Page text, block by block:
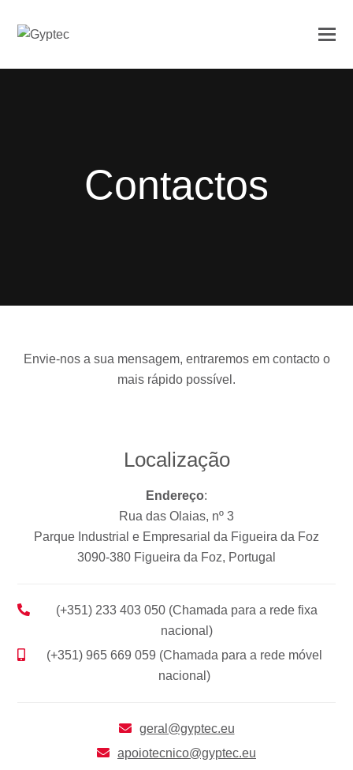
Contactos
Envie-nos a sua mensagem, entraremos em contacto o
mais rápido possível.
Localização
Endereço:
Rua das Olaias, nº 3
Parque Industrial e Empresarial da Figueira da Foz
3090-380 Figueira da Foz, Portugal
(+351) 233 403 050 (Chamada para a rede fixa
nacional)
(+351) 965 669 059 (Chamada para a rede móvel
nacional)
geral@gyptec.eu
apoiotecnico@gyptec.eu